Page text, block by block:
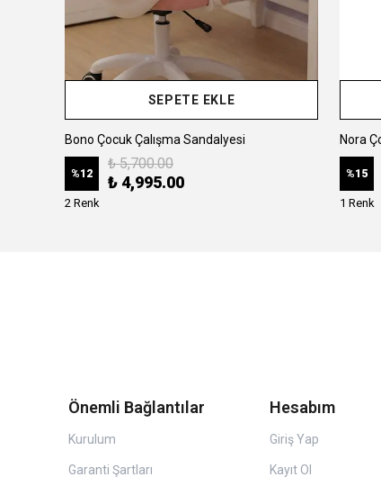
SEPETE EKLE
Bono Çocuk Çalışma Sandalyesi
%12
₺ 5,700.00
₺ 4,995.00
2 Renk
Nora
%15
1 Renk
Önemli Bağlantılar
Kurulum
Garanti Şartları
Hesabım
Giriş Yap
Kayıt Ol